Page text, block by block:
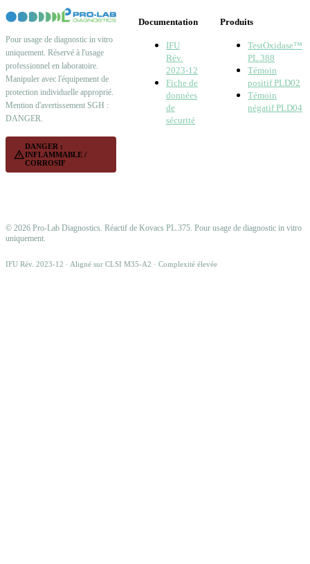
Pour usage de diagnostic in vitro
uniquement. Réservé à l'usage
professionnel en laboratoire.
Manipuler avec l'équipement de
protection individuelle approprié.
Mention d'avertissement SGH :
DANGER.
warning
DANGER :
INFLAMMABLE /
CORROSIF
Documentation
IFU
Rév.
2023-12
Fiche de
données
de
sécurité
Produits
TestOxidase™
PL.388
Témoin
positif PLD02
Témoin
négatif PLD04
© 2026 Pro-Lab Diagnostics. Réactif de Kovacs PL.375. Pour usage de diagnostic in vitro
uniquement.
IFU Rév. 2023-12 · Aligné sur CLSI M35-A2 · Complexité élevée